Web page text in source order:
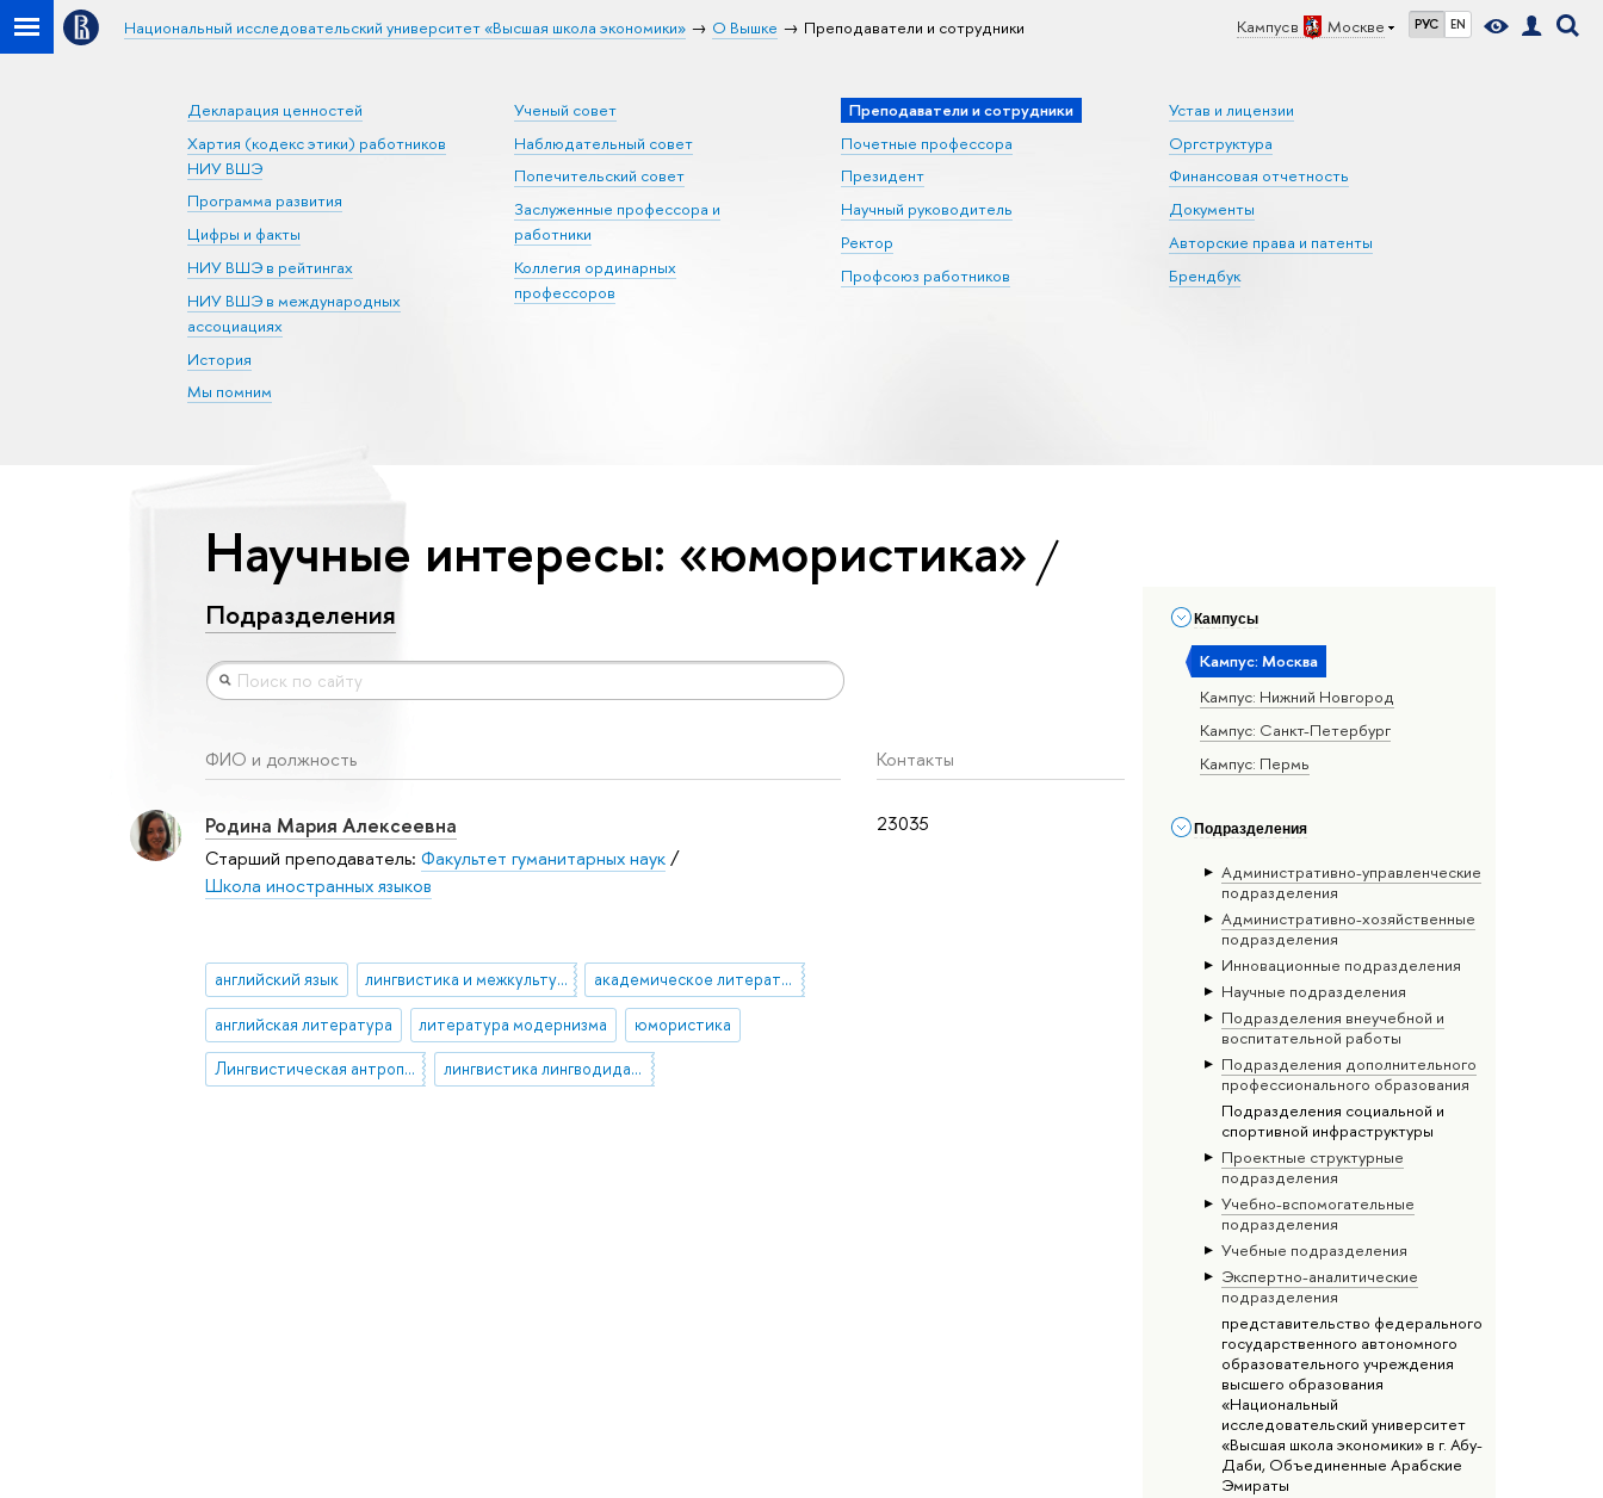
Кампус в Москве РУС EN
Национальный исследовательский университет «Высшая школа экономики» О Вышке Преподаватели и сотрудники
Декларация ценностей
Хартия (кодекс этики) работников
НИУ ВШЭ
Программа развития
Цифры и факты
НИУ ВШЭ в рейтингах
НИУ ВШЭ в международных
ассоциациях
История
Мы помним
Ученый совет
Наблюдательный совет
Попечительский совет
Заслуженные профессора и
работники
Коллегия ординарных
профессоров
Преподаватели и сотрудники
Почетные профессора
Президент
Научный руководитель
Ректор
Профсоюз работников
Устав и лицензии
Оргструктура
Финансовая отчетность
Документы
Авторские права и патенты
Брендбук
Кампусы
Кампус: Москва
Кампус: Нижний Новгород
Кампус: Санкт-Петербург
Кампус: Пермь
Подразделения
Административно-управленческие
подразделения
Административно-хозяйственные
подразделения
Инновационные подразделения
Научные подразделения
Подразделения внеучебной и
воспитательной работы
Подразделения дополнительного
профессионального образования
Подразделения социальной и
спортивной инфраструктуры
Проектные структурные
подразделения
Учебно-вспомогательные
подразделения
Учебные подразделения
Экспертно-аналитические
подразделения
представительство федерального
государственного автономного
образовательного учреждения
высшего образования
«Национальный
исследовательский университет
«Высшая школа экономики» в г. Абу-
Даби, Объединенные Арабские
Эмираты
Научные интересы: «юмористика»
Подразделения
ФИО и должность Контакты
23035
Родина Мария Алексеевна
Старший преподаватель: Факультет гуманитарных наук/
Школа иностранных языков
английский язык лингвистика и межкультурная коммуникация академическое литературоведение
английская литература литература модернизма юмористика
Лингвистическая антропология лингвистика лингводидактика, лингвокультурология